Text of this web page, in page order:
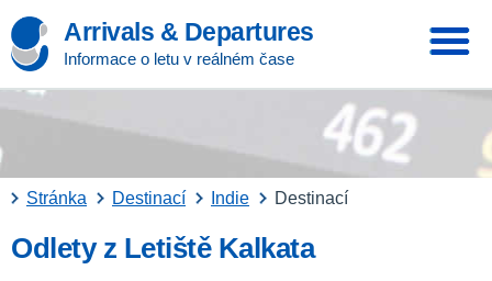
Arrivals & Departures
Informace o letu v reálném čase
Stránka Destinací Indie Destinací
Odlety z Letiště Kalkata